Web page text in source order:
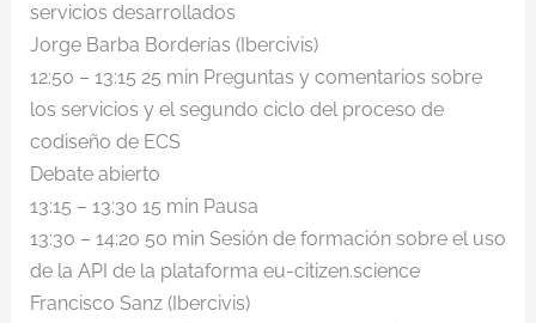
servicios desarrollados
Jorge Barba Borderías (Ibercivis)
12:50 – 13:15 25 min Preguntas y comentarios sobre
los servicios y el segundo ciclo del proceso de
codiseño de ECS
Debate abierto
13:15 – 13:30 15 min Pausa
13:30 – 14:20 50 min Sesión de formación sobre el uso
de la API de la plataforma eu-citizen.science
Francisco Sanz (Ibercivis)